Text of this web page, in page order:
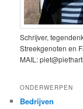
Schrijver,
Streekgenoten en
MAIL:
ONDERWERPEN
Bedrijven